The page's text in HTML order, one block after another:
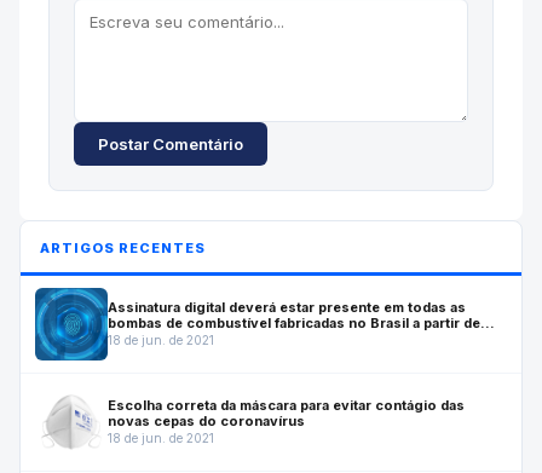
Postar Comentário
ARTIGOS RECENTES
Assinatura digital deverá estar presente em todas as
bombas de combustível fabricadas no Brasil a partir de
julho de 2022
18 de jun. de 2021
Escolha correta da máscara para evitar contágio das
novas cepas do coronavírus
18 de jun. de 2021